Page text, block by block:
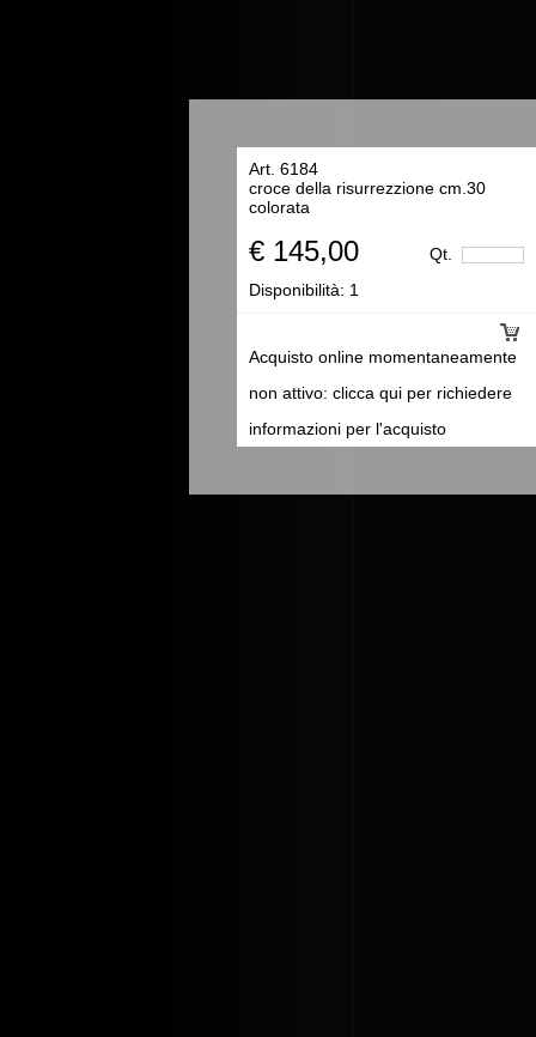
Art. 6184
croce della risurrezzione cm.30
colorata
€ 145,00 Qt.
Acquisto online momentaneamente
non attivo: clicca qui per richiedere
informazioni per l'acquisto
Disponibilità: 1